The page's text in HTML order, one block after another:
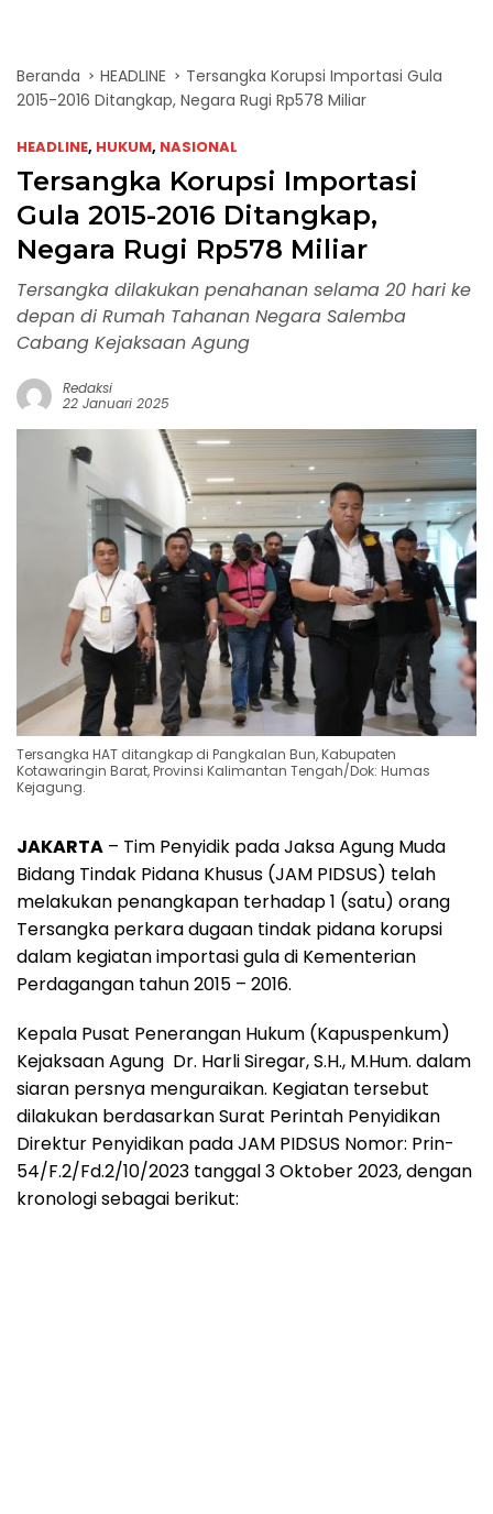
Beranda HEADLINE
Tersangka Korupsi Importasi Gula
2015-2016 Ditangkap, Negara Rugi Rp578 Miliar
HEADLINE, HUKUM, NASIONAL
Tersangka Korupsi Importasi
Gula 2015-2016 Ditangkap,
Negara Rugi Rp578 Miliar
Tersangka dilakukan penahanan selama 20 hari ke
depan di Rumah Tahanan Negara Salemba
Cabang Kejaksaan Agung
Redaksi
22 Januari 2025
Tersangka HAT ditangkap di Pangkalan Bun, Kabupaten
Kotawaringin Barat, Provinsi Kalimantan Tengah/Dok: Humas
Kejagung.
JAKARTA – Tim Penyidik pada Jaksa Agung Muda
Bidang Tindak Pidana Khusus (JAM PIDSUS) telah
melakukan penangkapan terhadap 1 (satu) orang
Tersangka perkara dugaan tindak pidana korupsi
dalam kegiatan importasi gula di Kementerian
Perdagangan tahun 2015 – 2016.
Kepala Pusat Penerangan Hukum (Kapuspenkum)
Kejaksaan Agung Dr. Harli Siregar, S.H., M.Hum. dalam
siaran persnya menguraikan. Kegiatan tersebut
dilakukan berdasarkan Surat Perintah Penyidikan
Direktur Penyidikan pada JAM PIDSUS Nomor: Prin-
54/F.2/Fd.2/10/2023 tanggal 3 Oktober 2023, dengan
kronologi sebagai berikut: